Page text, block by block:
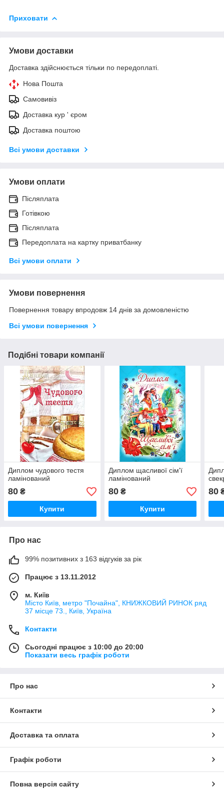
Приховати
Умови доставки
Доставка здійснюється тільки по передоплаті.
Нова Пошта
Самовивіз
Доставка кур ' єром
Доставка поштою
Всі умови доставки
Умови оплати
Післяплата
Готівкою
Післяплата
Передоплата на картку приватбанку
Всі умови оплати
Умови повернення
Повернення товару впродовж 14 днів за домовленістю
Всі умови повернення
Подібні товари компанії
Диплом чудового тестя
ламінований
80 ₴
Купити
Диплом щасливої сім'ї
ламінований
80₴
Купити
80
Про нас
99% позитивних з 163 відгуків за рік
Працює з 13.11.2012
м. Київ
Місто Київ, метро "Почайна", КНИЖКОВИЙ РИНОК ряд
37 місце 73., Київ, Україна
Контакти
Сьогодні працює з 10:00 до 20:00
Показати весь графік роботи
Про нас
Контакти
Доставка та оплата
Графік роботи
Повна версія сайту